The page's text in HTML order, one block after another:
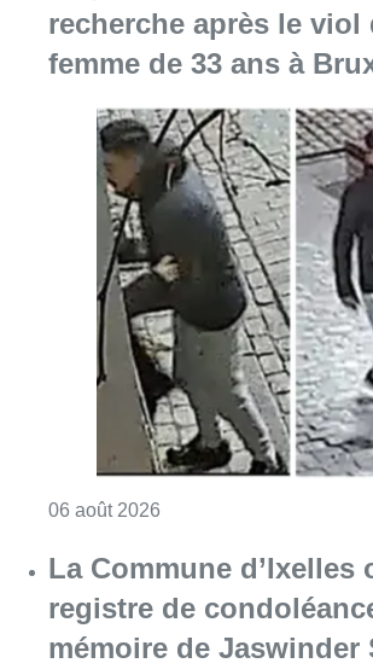
recherche après le viol
femme de 33 ans à
06 août 2026
La Commune d’Ixelles
registre de
mémoire de Jaswinder